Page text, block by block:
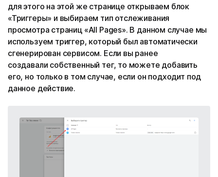
для этого на этой же странице открываем блок
«Триггеры» и выбираем тип отслеживания
просмотра страниц «All Pages». В данном случае мы
используем триггер, который был автоматически
сгенерирован сервисом. Если вы ранее
создавали собственный тег, то можете добавить
его, но только в том случае, если он подходит под
данное действие.